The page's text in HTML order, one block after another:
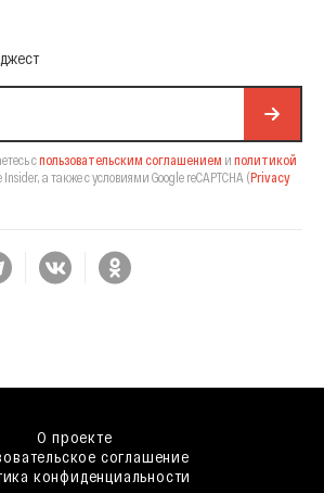
Email-рассылку
спользовательским соглашением и политикой
Insider, а также с условиями Google reCAPTCHA (Privacy
О проекте
соглашение
конфиденциальности